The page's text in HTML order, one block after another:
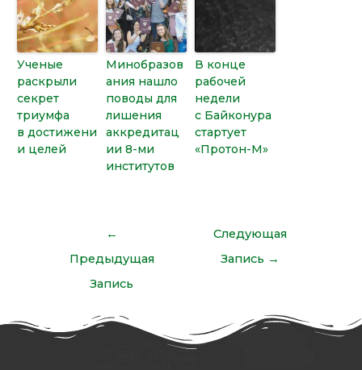
Ученые
раскрыли
секрет
триумфа
в достижени
и целей
Минобразов
ания нашло
поводы для
лишения
аккредитац
ии 8-ми
институтов
В конце
рабочей
недели
с Байконура
стартует
«Протон-М»
←
Предыдущая
Запись
Следующая
Запись →